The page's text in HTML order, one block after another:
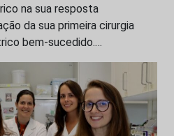
na sua resposta
da sua primeira cirurgia
bem-sucedido.…